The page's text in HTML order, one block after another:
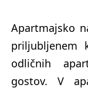
Apartmajsko
priljubljenem
odličnih
gostov. V